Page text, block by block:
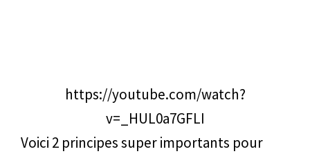
https://youtube.com/watch?
v=_HUL0a7GFLI
Voici 2 principes super importants pour